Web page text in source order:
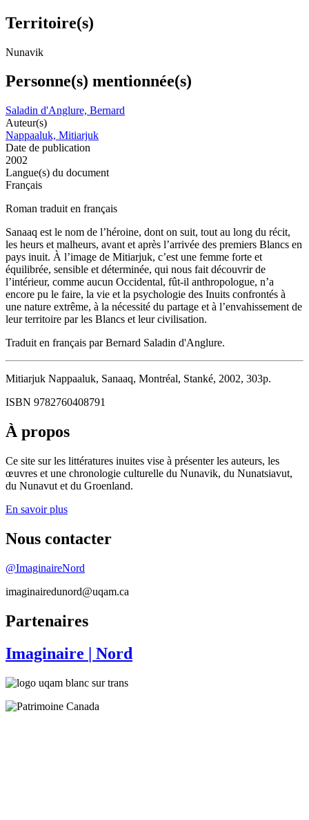
Territoire(s)
Nunavik
Personne(s) mentionnée(s)
Saladin d'Anglure, Bernard
Auteur(s)
Nappaaluk, Mitiarjuk
Date de publication
2002
Langue(s) du document
Français
Roman traduit en français
Sanaaq est le nom de l’héroine, dont on suit, tout au long du récit,
les heurs et malheurs, avant et après l’arrivée des premiers Blancs en
pays inuit. À l’image de Mitiarjuk, c’est une femme forte et
équilibrée, sensible et déterminée, qui nous fait découvrir de
l’intérieur, comme aucun Occidental, fût-il anthropologue, n’a
encore pu le faire, la vie et la psychologie des Inuits confrontés à
une nature extrême, à la nécessité du partage et à l’envahissement de
leur territoire par les Blancs et leur civilisation.
Traduit en français par Bernard Saladin d'Anglure.
Mitiarjuk Nappaaluk, Sanaaq, Montréal, Stanké, 2002, 303p.
ISBN 9782760408791
À propos
Ce site sur les littératures inuites vise à présenter les auteurs, les
œuvres et une chronologie culturelle du Nunavik, du Nunatsiavut,
du Nunavut et du Groenland.
En savoir plus
Nous contacter
@ImaginaireNord
imaginairedunord@uqam.ca
Partenaires
Imaginaire | Nord